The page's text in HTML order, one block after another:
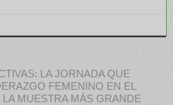
LA JORNADA QUE
FEMENINO EN EL
MUESTRA MÁS GRANDE